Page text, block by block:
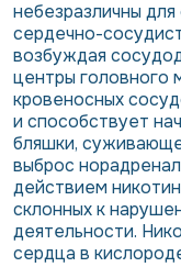
небезразличны
сердечно-
возбуждая
центры головного
кровеносных
и способствует
бляшки,
выброс
действием
склонных к
деятельности.
сердца в